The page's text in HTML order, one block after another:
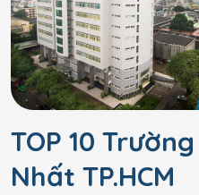
TOP 10
Nhất TP.HCM